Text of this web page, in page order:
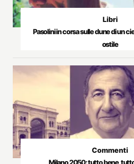
Libri
Pasolini in corsa sulle dune di un
ostile
Commenti
Milano 2050: tutto bene,